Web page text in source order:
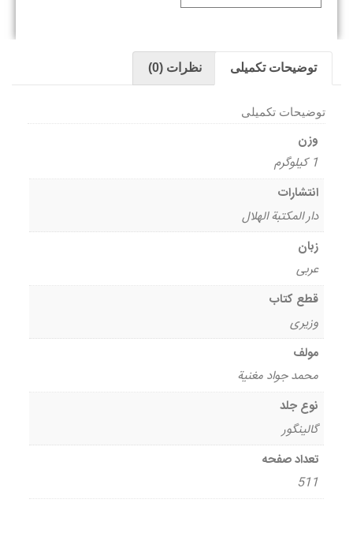
توضیحات تکمیلی نظرات (0)
توضیحات تکمیلی
وزن
1 کیلوگرم
انتشارات
دار المکتبة الهلال
زبان
عربی
قطع کتاب
وزیری
مولف
محمد جواد مغنیة
نوع جلد
گالینگور
تعداد صفحه
511